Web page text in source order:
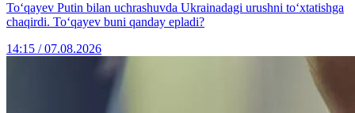
To‘qayev Putin bilan uchrashuvda Ukrainadagi urushni to‘xtatishga
chaqirdi. To‘qayev buni qanday epladi?
14:15 / 07.08.2026